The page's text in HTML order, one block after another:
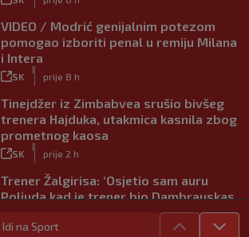
VIDEO / Modrić genijalnim potezom
pomogao izboriti penal u remiju Milana
i Intera
SK prije 8 h
Tinejdžer iz Zimbabvea srušio bivšeg
trenera Hajduka, utakmica kasnila zbog
prometnog kaosa
SK prije 2 h
Trener Žalgirisa: ‘Osjetio sam auru
Poljuda kad je trener bio Dambrauskas.
Hajduk danas igra nestabilno’
SK
|
prije 4 h
Idi na Sport